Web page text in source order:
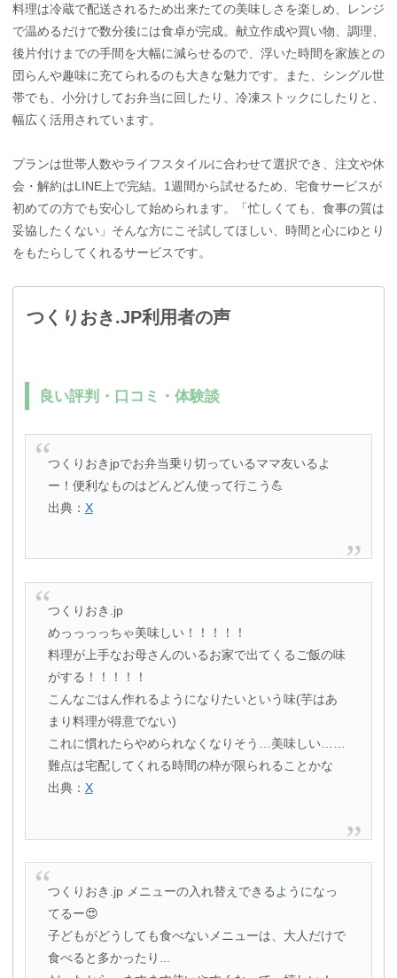
料理は冷蔵で配送されるため出来たての美味しさを楽しめ、レンジ
で温めるだけで数分後には食卓が完成。献立作成や買い物、調理、
後片付けまでの手間を大幅に減らせるので、浮いた時間を家族との
団らんや趣味に充てられるのも大きな魅力です。また、シングル世
帯でも、小分けしてお弁当に回したり、冷凍ストックにしたりと、
幅広く活用されています。
プランは世帯人数やライフスタイルに合わせて選択でき、注文や休
会・解約はLINE上で完結。1週間から試せるため、宅食サービスが
初めての方でも安心して始められます。「忙しくても、食事の質は
妥協したくない」そんな方にこそ試してほしい、時間と心にゆとり
をもたらしてくれるサービスです。
つくりおき.JP利用者の声
良い評判・口コミ・体験談
つくりおきjpでお弁当乗り切っているママ友いるよ
ー！便利なものはどんどん使って行こう💪
出典： X
つくりおき.jp
めっっっっちゃ美味しい！！！！！
料理が上手なお母さんのいるお家で出てくるご飯の味
がする！！！！！
こんなごはん作れるようになりたいという味(芋はあ
まり料理が得意でない)
これに慣れたらやめられなくなりそう…美味しい……
難点は宅配してくれる時間の枠が限られることかな
出典： X
つくりおき.jp メニューの入れ替えできるようになっ
てるー😍
子どもがどうしても食べないメニューは、大人だけで
食べると多かったり...